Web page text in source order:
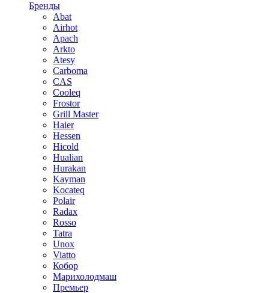
Бренды
Abat
Airhot
Apach
Arkto
Atesy
Carboma
CAS
Cooleq
Frostor
Grill Master
Haier
Hessen
Hicold
Hualian
Hurakan
Kayman
Kocateq
Polair
Radax
Rosso
Tatra
Unox
Viatto
Кобор
Марихолодмаш
Премьер